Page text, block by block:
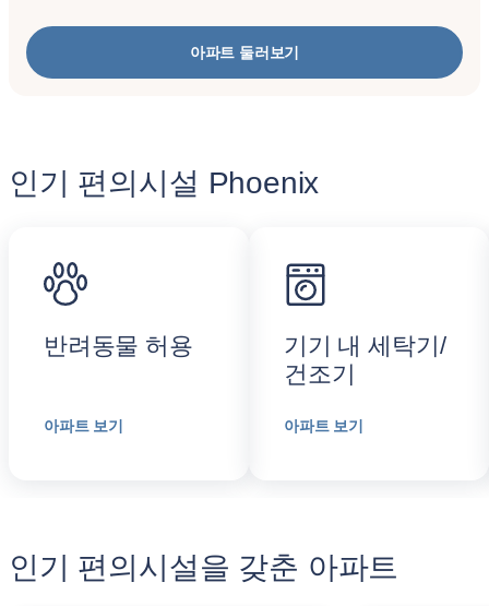
아파트 둘러보기
인기 편의시설 Phoenix
반려동물 허용
아파트 보기
기기 내 세탁기/
건조기
아파트 보기
인기 편의시설을 갖춘 아파트